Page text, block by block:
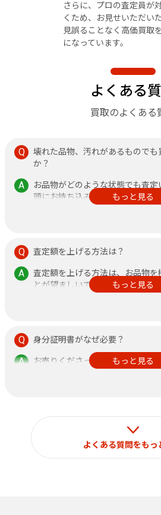
さらに、プロの査定員が
くため、お見せいただい
見誤ることなく高価買取
になっています。
よくある
買取のよくある
壊れた品物、汚れがあるものでも
か？
お品物がどのような状態でも査
頭にお持ち込みください。
その他、不安なことがありまし
もっと見る
査定額を上げる方法は？
査定額を上げる方法は、お品物
とが望ましいです。
また、鑑定書がある方が査定額ア
もっと見る
身分証明書がなぜ必要？
お売りくださった方の身分証明
定められておりますのでご了承く
もっと見る
よくある質問をもっ